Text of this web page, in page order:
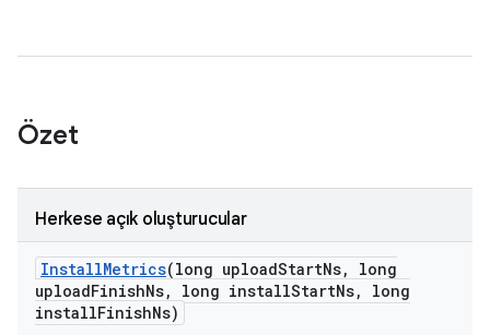
Özet
Herkese açık oluşturucular
InstallMetrics(long uploadStartNs,
long
uploadFinishNs, long installStartNs,
long
installFinishNs)